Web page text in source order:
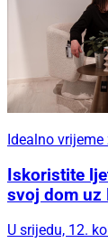
Idealno
Iskoristite
svoj dom uz
U srijedu, 12.